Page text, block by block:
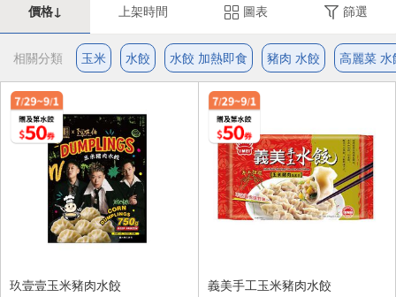
價格↓ 上架時間 圖表 篩選
相關分類 玉米 水餃 水餃 加熱即食 豬肉 水餃 高麗菜 水
玖壹壹玉米豬肉水餃
義美手工玉米豬肉水餃